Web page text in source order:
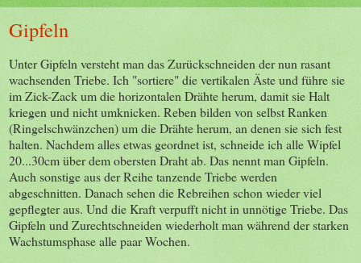
Gipfeln
Unter Gipfeln versteht man das Zurückschneiden der nun rasant
wachsenden Triebe. Ich "sortiere" die vertikalen Äste und führe sie
im Zick-Zack um die horizontalen Drähte herum, damit sie Halt
kriegen und nicht umknicken. Reben bilden von selbst Ranken
(Ringelschwänzchen) um die Drähte herum, an denen sie sich fest
halten. Nachdem alles etwas geordnet ist, schneide ich alle Wipfel
20...30cm über dem obersten Draht ab. Das nennt man Gipfeln.
Auch sonstige aus der Reihe tanzende Triebe werden
abgeschnitten. Danach sehen die Rebreihen schon wieder viel
gepflegter aus. Und die Kraft verpufft nicht in unnötige Triebe. Das
Gipfeln und Zurechtschneiden wiederholt man während der starken
Wachstumsphase alle paar Wochen.